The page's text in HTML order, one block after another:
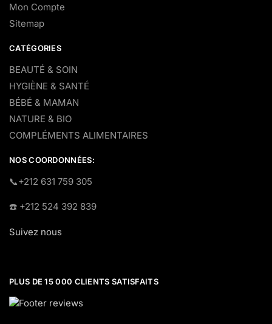
Mon Compte
Sitemap
CATÉGORIES
BEAUTÉ & SOIN
HYGIÈNE & SANTÉ
BÉBÉ & MAMAN
NATURE & BIO
COMPLÉMENTS ALIMENTAIRES
NOS COORDONNÉES:
​📞+212 631 759 305
☎️​ +212 524 392 839
Suivez nous
PLUS DE 15 000 CLIENTS SATISFAITS